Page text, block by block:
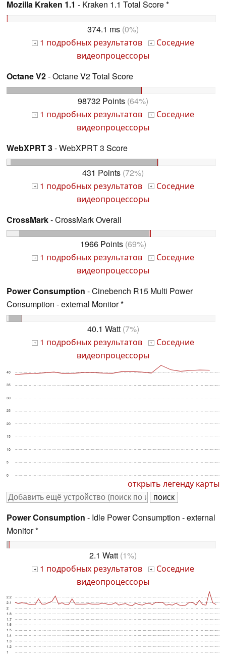
Mozilla Kraken 1.1 - Kraken 1.1 Total Score *
374.1 ms (0%)
+ 1 подробных результатов + Соседние
видеопроцессоры
Octane V2- Octane V2 Total Score
98732 Points (64%)
+ 1 подробных результатов + Соседние
видеопроцессоры
WebXPRT 3- WebXPRT 3 Score
431 Points (72%)
+ 1 подробных результатов + Соседние
видеопроцессоры
CrossMark- CrossMark Overall
1966 Points(69%)
+ 1 подробных результатов + Соседние
видеопроцессоры
Power Consumption - Cinebench R15 Multi Power
Consumption - external Monitor *
40.1 Watt(7%)
+ 1 подробных результатов + Соседние
видеопроцессоры
0
5
10
15
20
25
30
35
40
открыть легенду карты
Power Consumption - Idle Power Consumption - external
Monitor *
2.1 Watt (1%)
+ 1 подробных результатов + Соседние
видеопроцессоры
1
1.2
1.3
1.4
1.5
1.6
1.7
1.8
2
2.1
2.2